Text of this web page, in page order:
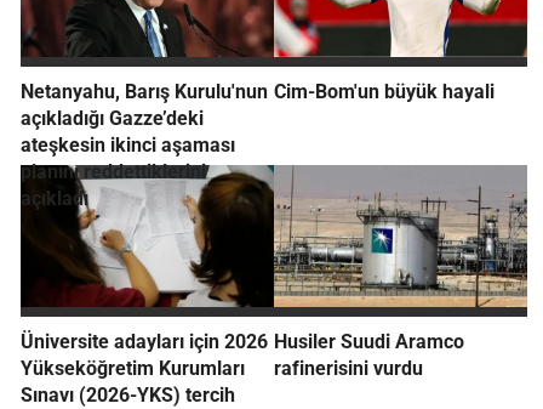
Netanyahu, Barış Kurulu'nun
açıkladığı Gazze’deki
ateşkesin ikinci aşaması
planını reddettiklerini
açıkladı
Cim-Bom'un büyük hayali
Üniversite adayları için 2026
Yükseköğretim Kurumları
Sınavı (2026-YKS) tercih
Husiler Suudi Aramco
rafinerisini vurdu